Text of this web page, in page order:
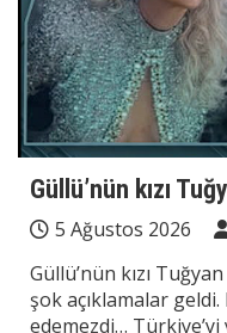
Güllü’nün kızı
5 Ağustos 2026
Güllü’nün kızı
şok açıklamalar
edemezdi…